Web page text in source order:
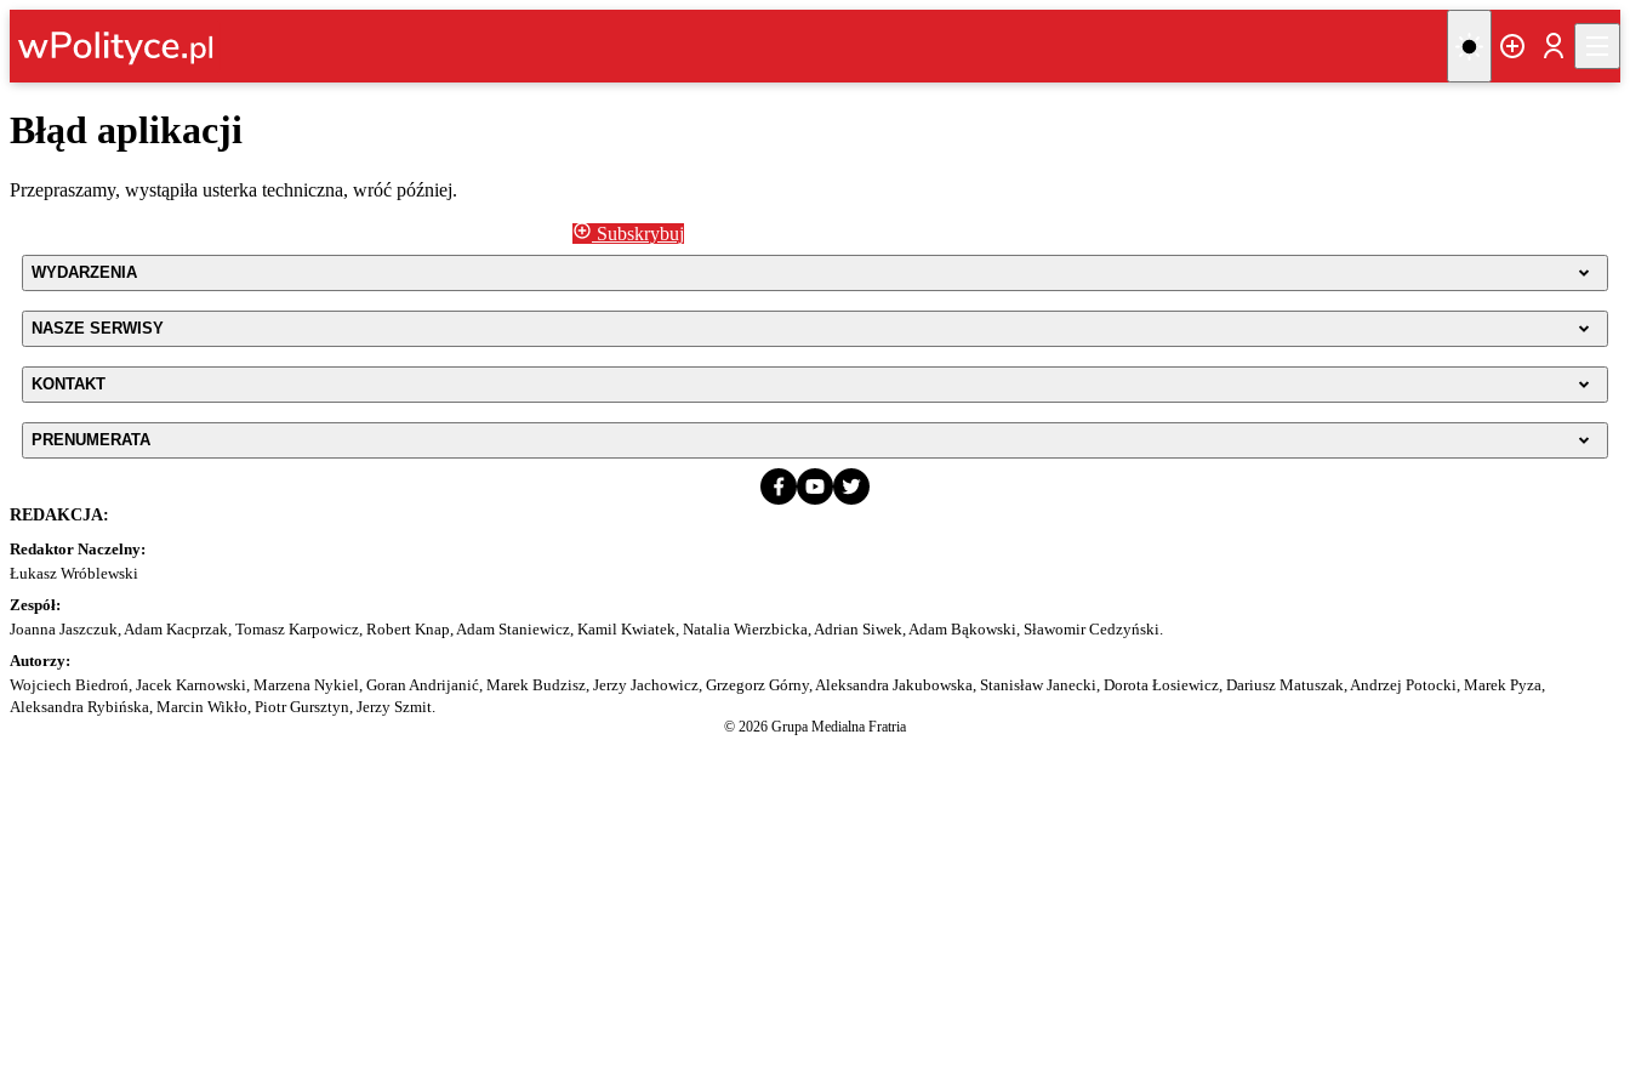
Błąd aplikacji
Przepraszamy, wystąpiła usterka techniczna, wróć później.
Subskrybuj
WYDARZENIA
NASZE SERWISY
KONTAKT
PRENUMERATA
REDAKCJA:
Redaktor Naczelny:
Łukasz Wróblewski
Zespół:
Joanna Jaszczuk, Adam Kacprzak, Tomasz Karpowicz, Robert Knap, Adam Staniewicz, Kamil Kwiatek, Natalia Wierzbicka, Adrian Siwek, Adam Bąkowski, Sławomir Cedzyński.
Autorzy:
Wojciech Biedroń, Jacek Karnowski, Marzena Nykiel, Goran Andrijanić, Marek Budzisz, Jerzy Jachowicz, Grzegorz Górny, Aleksandra Jakubowska, Stanisław Janecki, Dorota Łosiewicz, Dariusz Matuszak, Andrzej Potocki, Marek Pyza,
Aleksandra Rybińska, Marcin Wikło, Piotr Gursztyn, Jerzy Szmit.
© 2026 Grupa Medialna Fratria